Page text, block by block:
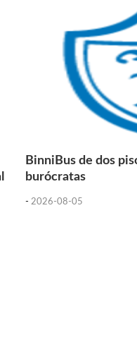
BinniBus de dos
burócratas
- 2026-08-05